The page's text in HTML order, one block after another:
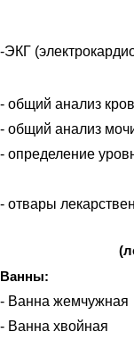
-ЭКГ
- общий анализ
- общий анализ
- определение
- отвары
Ванны:
- Ванна жемчужная
- Ванна хвойная